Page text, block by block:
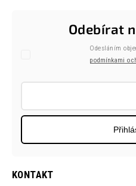
KONTAKT
Odebírat
Odesláním
podmínkami